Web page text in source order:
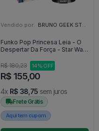
Vendido por: BRUNO GEEK STORE - ES
Funko Pop Princesa Leia - O
Despertar Da Força - Star Wars
R$ 180,23
14% OFF
R$ 155,00
4x R$ 38,75 sem juros
Frete Grátis
Aqui tem cupom